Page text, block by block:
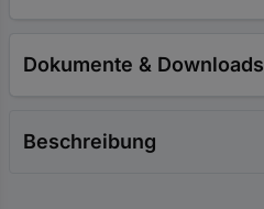
Dokumente & Downloads
Beschreibung